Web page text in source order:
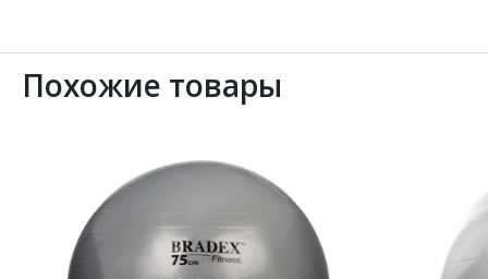
Похожие товары